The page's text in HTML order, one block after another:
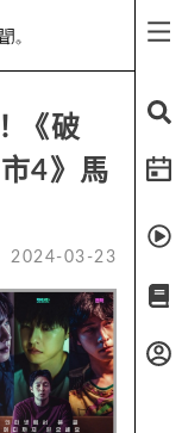
《破
4》馬
2024-03-23